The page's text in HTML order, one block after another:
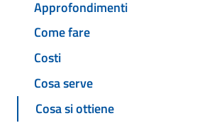
Approfondimenti
Come fare
Costi
Cosa serve
Cosa si ottiene